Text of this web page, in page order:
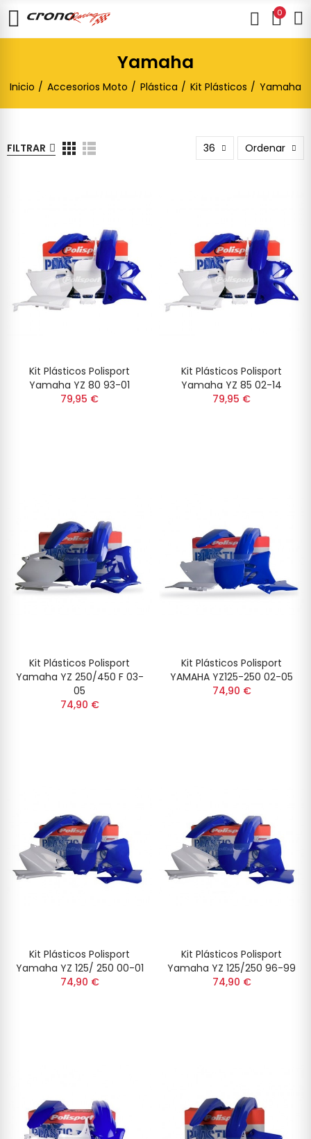
0
Yamaha
Inicio Accesorios Moto Plástica Kit Plásticos Yamaha
FILTRAR 36 Ordenar
Kit Plásticos Polisport
Yamaha YZ 80 93-01
79,95 €
Kit Plásticos Polisport
Yamaha YZ 85 02-14
79,95 €
Kit Plásticos Polisport
Yamaha YZ 250/450 F 03-
05
74,90 €
Kit Plásticos Polisport
YAMAHA YZ125-250 02-05
74,90 €
Kit Plásticos Polisport
Yamaha YZ 125/ 250 00-01
74,90 €
Kit Plásticos Polisport
Yamaha YZ 125/250 96-99
74,90 €